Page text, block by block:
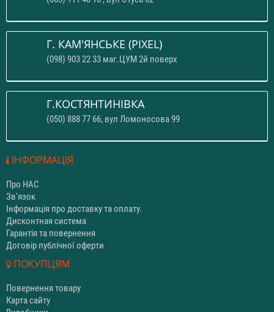
Г. КАМ'ЯНСЬКЕ (PIXEL)
(098) 903 22 33 маг.ЦУМ 2й поверх
Г.КОСТЯНТИНІВКА
(050) 888 77 66, вул Ломоносова 99
ІНФОРМАЦІЯ
Про НАС
Зв'язок
Інформація про доставку та оплату.
Дисконтная система
Гарантія та повернення
Договір публічної оферти
ПОКУПЦЯМ
Повернення товару
Карта сайту